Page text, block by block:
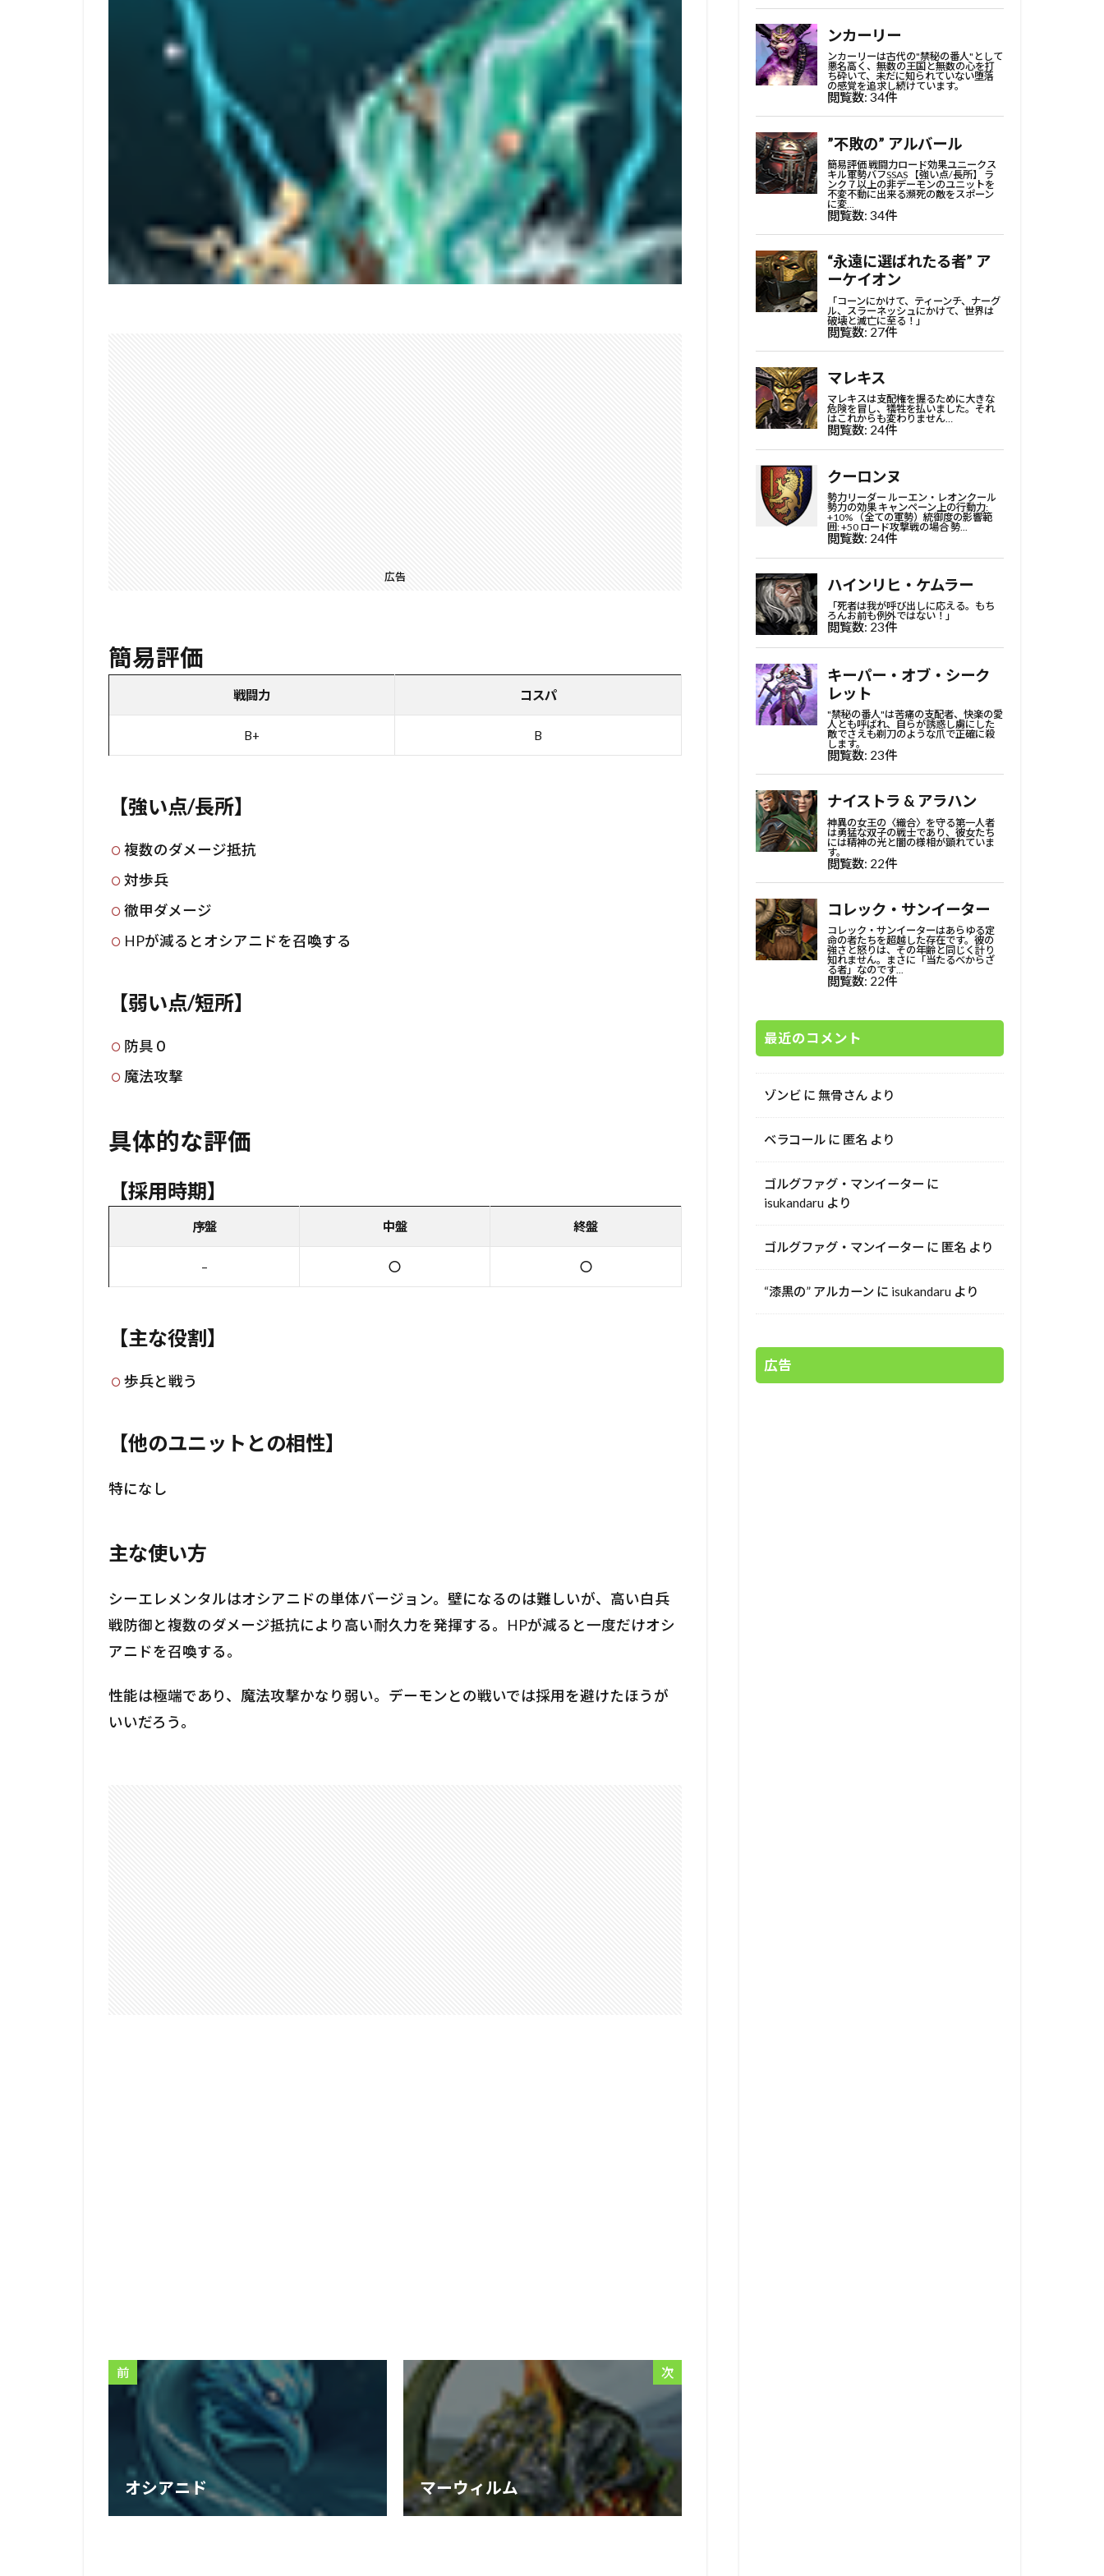
広告
簡易評価
戦闘力 コスパ
B+ B
【強い点/長所】
複数のダメージ抵抗
対歩兵
徹甲ダメージ
HPが減るとオシアニドを召喚する
【弱い点/短所】
防具０
魔法攻撃
具体的な評価
【採用時期】
序盤 中盤 終盤
– 〇 〇
【主な役割】
歩兵と戦う
【他のユニットとの相性】
特になし
主な使い方
シーエレメンタルはオシアニドの単体バージョン。壁になるのは難しいが、高い白兵
戦防御と複数のダメージ抵抗により高い耐久力を発揮する。HPが減ると一度だけオシ
アニドを召喚する。
性能は極端であり、魔法攻撃かなり弱い。デーモンとの戦いでは採用を避けたほうが
いいだろう。
前
オシアニド
次
マーウィルム
最近のコメント
ゾンビ に 無骨さん より
ベラコール に 匿名 より
ゴルグファグ・マンイーター に
isukandaru より
ゴルグファグ・マンイーター に 匿名 より
“漆黒の” アルカーン に isukandaru より
広告